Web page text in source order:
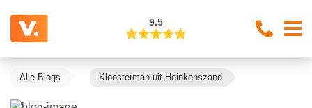
9.5
Alle Blogs Kloosterman uit Heinkenszand